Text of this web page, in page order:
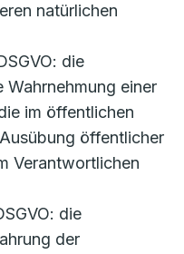
natürlichen
die
einer
im öffentlichen
öffentlicher
Verantwortlichen
die
der